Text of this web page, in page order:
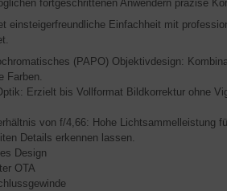
fortgeschrittenen Anwendern präzise
einsteigerfreundliche Einfachheit mit
(PAPO) Objektivdesign:
Farben.
Erzielt bis Vollformat Bildkorrektur ohne
von f/4,66: Hohe Lichtsammelleistung
Details erkennen lassen.
Design
OTA